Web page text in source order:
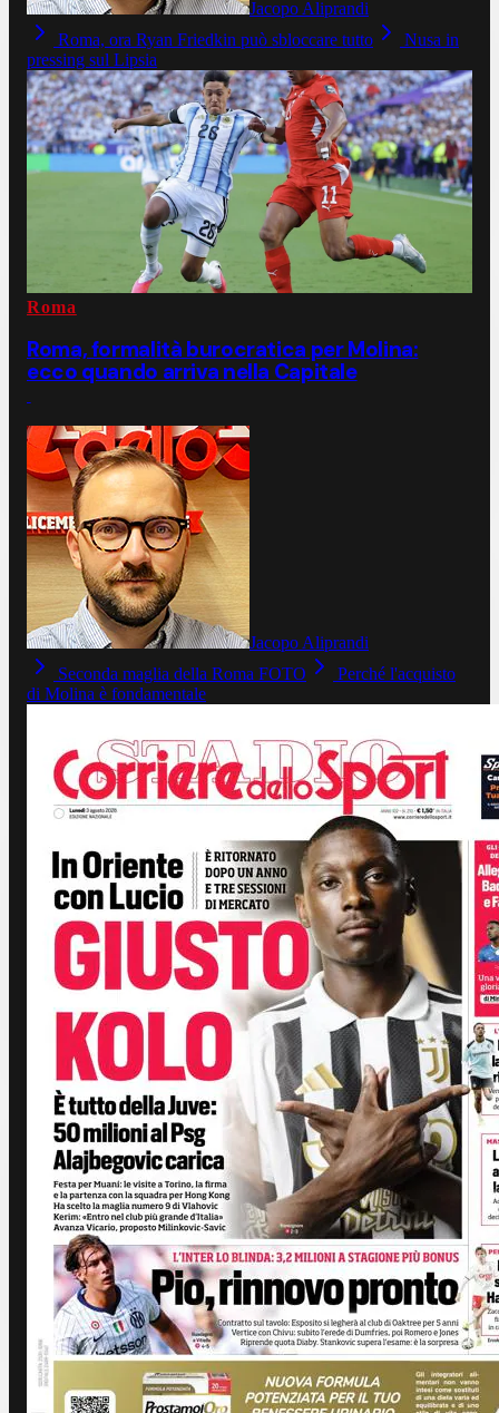
Jacopo Aliprandi
Roma, ora Ryan Friedkin può sbloccare tutto
Nusa in
pressing sul Lipsia
Roma
Roma, formalità burocratica per Molina:
ecco quando arriva nella Capitale
Jacopo Aliprandi
Seconda maglia della Roma FOTO
Perché l'acquisto
di Molina è fondamentale